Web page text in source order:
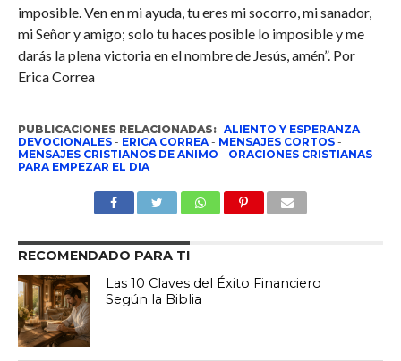
imposible. Ven en mi ayuda, tu eres mi socorro, mi sanador,
mi Señor y amigo; solo tu haces posible lo imposible y me
darás la plena victoria en el nombre de Jesús, amén”. Por
Erica Correa
PUBLICACIONES RELACIONADAS: ALIENTO Y ESPERANZA-
DEVOCIONALES- ERICA CORREA- MENSAJES CORTOS-
MENSAJES CRISTIANOS DE ANIMO - ORACIONES CRISTIANAS
PARA EMPEZAR EL DIA
RECOMENDADO PARA TI
Las 10 Claves del Éxito Financiero
Según la Biblia